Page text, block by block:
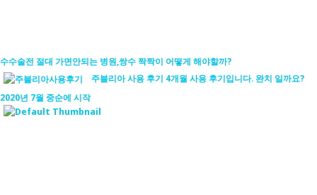
수수술전 절대 가면안되는 병원,쌍수 짝짝이 어떻게 해야할까?
주블리아 사용 후기 4개월 사용 후기입니다. 완치 일까요?
2020년 7월 중순에 시작